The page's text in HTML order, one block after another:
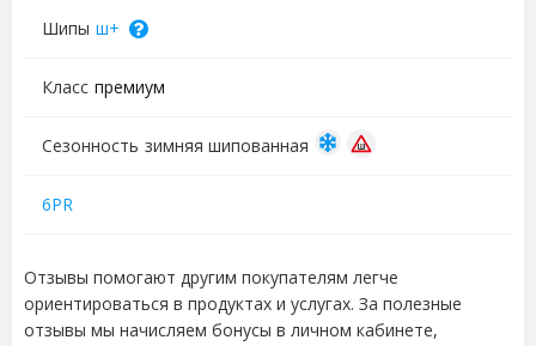
Шипы ш+
Класс премиум
Сезонность зимняя шипованная
6PR
Отзывы помогают другим покупателям легче
ориентироваться в продуктах и услугах. За полезные
отзывы мы начисляем бонусы в личном кабинете,